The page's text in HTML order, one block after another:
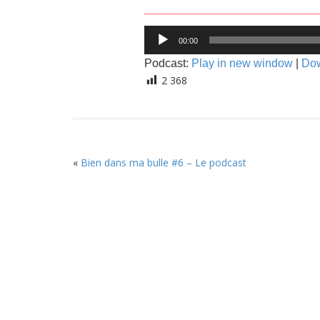
Lecteur
audio
00:00
Podcast: Play in new window
2 368
« Bien dans ma bulle #6 – Le podcast